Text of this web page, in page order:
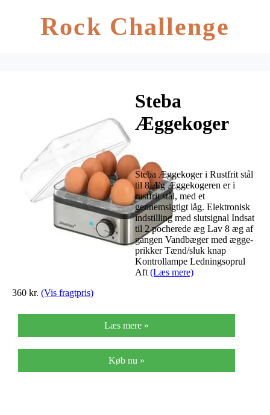
Rock Challenge
Steba
Æggekoger
Æg
Steba Æggekoger i Rustfrit stål
til 8 Æg Æggekogeren er i
rustfrit stål, med et
gennemsigtigt låg. Elektronisk
indstilling med slutsignal Indsat
til 2 pocherede æg Lav 8 æg af
gangen Vandbæger med ægge-
prikker Tænd/sluk knap
Kontrollampe Ledningsoprul
Aft (Læs mere)
360 kr. (Vis fragtpris)
Læs mere »
Køb nu »